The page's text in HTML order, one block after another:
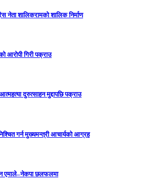
नेता शालिकरामको शालिक निर्माण
आरोपी गिरी पक्राउ
दुरुत्साहन मुद्दापछि पक्राउ
गर्न मुख्यमन्त्री आचार्यको आग्रह
एमाले–नेकपा छलफलमा